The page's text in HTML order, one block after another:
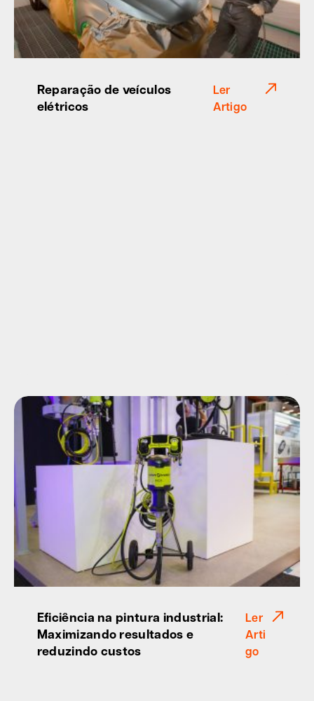
Reparação de veículos
elétricos
Ler
Artigo
Eficiência na pintura industrial:
Maximizando resultados e
reduzindo custos
Ler
Arti
go